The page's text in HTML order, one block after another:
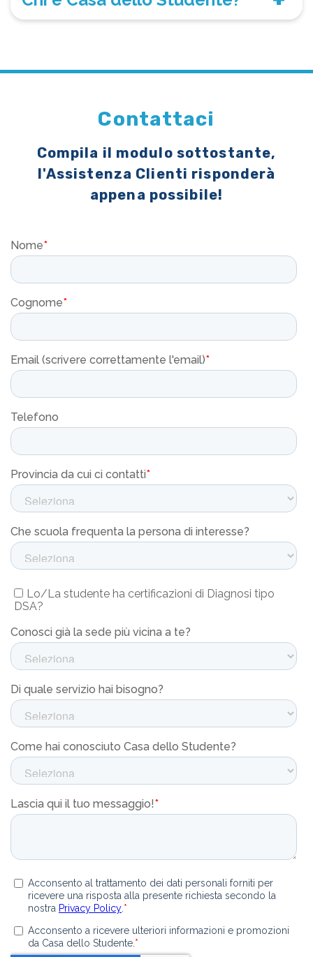
Contattaci
Compila il modulo sottostante,
l'Assistenza Clienti risponderà
appena possibile!